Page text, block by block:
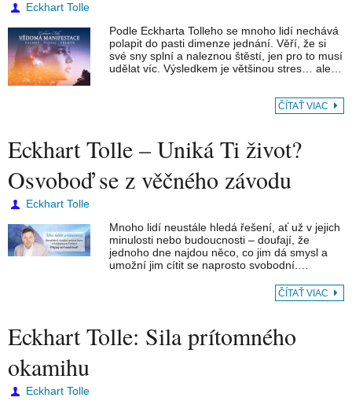
Eckhart Tolle
Podle Eckharta Tolleho se mnoho lidí nechává
polapit do pasti dimenze jednání. Věří, že si
své sny splní a naleznou štěstí, jen pro to musí
udělat víc. Výsledkem je většinou stres… ale…
ČÍTAŤ VIAC
Eckhart Tolle – Uniká Ti život?
Osvoboď se z věčného závodu
Eckhart Tolle
Mnoho lidí neustále hledá řešení, ať už v jejich
minulosti nebo budoucnosti – doufají, že
jednoho dne najdou něco, co jim dá smysl a
umožní jim cítit se naprosto svobodní.…
ČÍTAŤ VIAC
Eckhart Tolle: Sila prítomného
okamihu
Eckhart Tolle